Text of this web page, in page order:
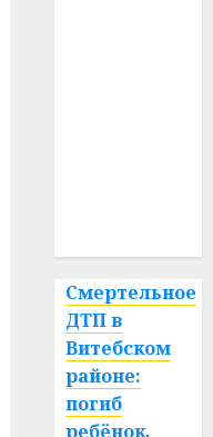
Смертельное
ДТП в
Витебском
районе:
погиб
ребёнок,